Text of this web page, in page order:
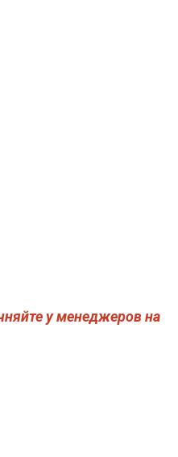
у менеджеров на